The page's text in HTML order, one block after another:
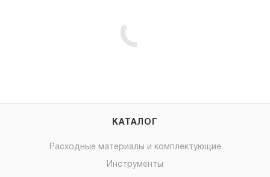
КАТАЛОГ
Расходные материалы и комплектующие
Инструменты